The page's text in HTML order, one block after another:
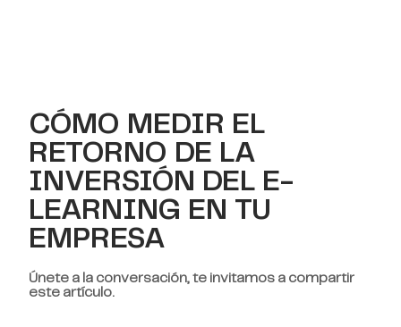
CÓMO MEDIR EL
RETORNO DE LA
INVERSIÓN DEL E-
LEARNING EN TU
EMPRESA
Únete a la conversación, te invitamos a compartir
este artículo.